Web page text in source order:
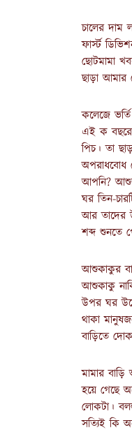
চালের দাম
ফার্স্ট
ছোটমামা
ছাড়া
কলেজে
এই ক বছরে
পিচ। তা
অপরাধবোধ
আপনি?
ঘর তিন-
আর তাদের
শব্দ শুনতে
আশুকাকুর
আশুকাকু
উপর ঘর
থাকা
বাড়িতে
মামার
হয়ে গেছে
লোকটা।
সত্যিই কি